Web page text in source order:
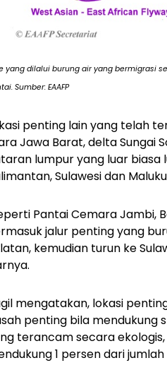
yang dilalui burung air yang bermigrasi
Sumber: EAAFP
penting lain yang telah
Jawa Barat, delta Sungai
lumpur yang luar biasa
Sulawesi dan
Pantai Cemara Jambi,
jalur penting yang
kemudian turun ke
mengatakan, lokasi
penting bila mendukung
terancam secara
1 persen dari